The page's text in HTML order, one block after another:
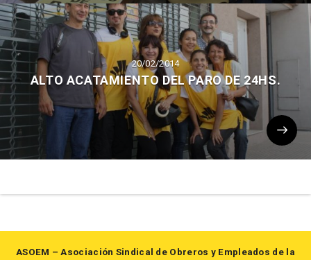
20/02/2014
ALTO ACATAMIENTO DEL PARO DE 24HS.
ASOEM – Asociación Sindical de Obreros y Empleados de la